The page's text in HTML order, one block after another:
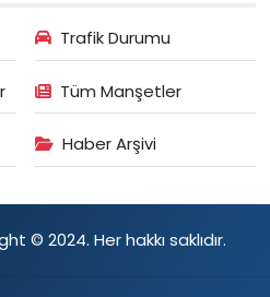
Trafik Durumu
Tüm Manşetler
Haber Arşivi
© 2024. Her hakkı saklıdır.